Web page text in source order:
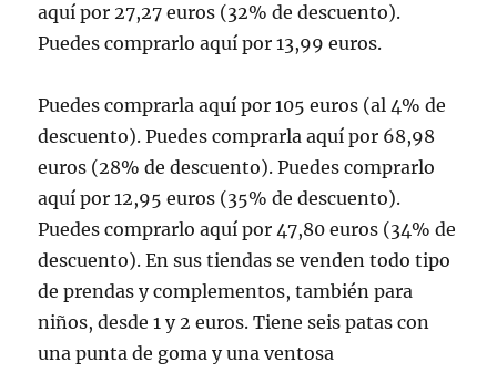
aquí por 27,27 euros (32% de descuento).
Puedes comprarlo aquí por 13,99 euros.
Puedes comprarla aquí por 105 euros (al 4% de
descuento). Puedes comprarla aquí por 68,98
euros (28% de descuento). Puedes comprarlo
aquí por 12,95 euros (35% de descuento).
Puedes comprarlo aquí por 47,80 euros (34% de
descuento). En sus tiendas se venden todo tipo
de prendas y complementos, también para
niños, desde 1 y 2 euros. Tiene seis patas con
una punta de goma y una ventosa